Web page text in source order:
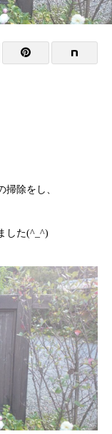
除をし、
した(^_^)